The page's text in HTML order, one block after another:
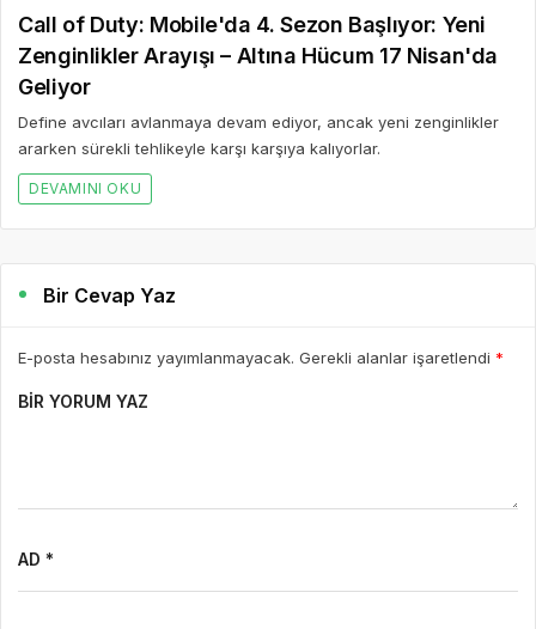
Call of Duty: Mobile'da 4. Sezon Başlıyor: Yeni
Zenginlikler Arayışı – Altına Hücum 17 Nisan'da
Geliyor
Define avcıları avlanmaya devam ediyor, ancak yeni zenginlikler
ararken sürekli tehlikeyle karşı karşıya kalıyorlar.
DEVAMINI OKU
Bir Cevap Yaz
E-posta hesabınız yayımlanmayacak. Gerekli alanlar işaretlendi *
BIR YORUM YAZ
AD *